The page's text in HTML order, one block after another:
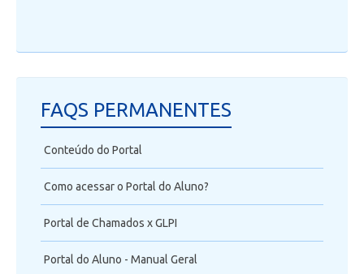
FAQS PERMANENTES
Conteúdo do Portal
Como acessar o Portal do Aluno?
Portal de Chamados x GLPI
Portal do Aluno - Manual Geral